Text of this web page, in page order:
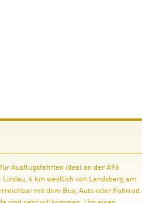
Ausflugsfahrten ideal an der A96
Lindau, 6 km westlich von Landsberg am
mit dem Bus, Auto oder Fahrrad.